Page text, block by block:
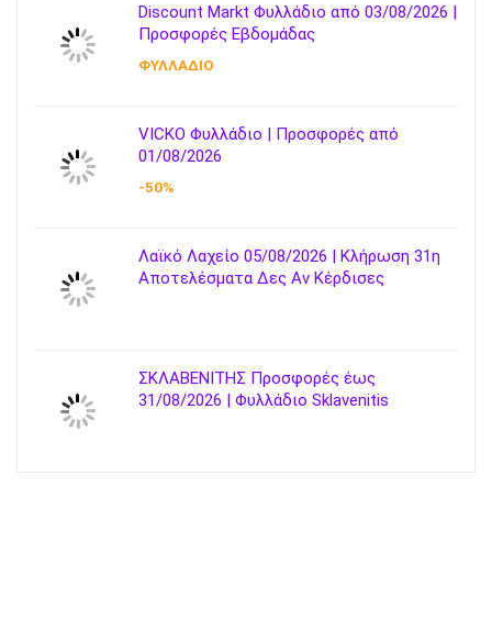
Discount Markt Φυλλάδιο από 03/08/2026 |
Προσφορές Εβδομάδας
ΦΥΛΛΑΔΙΟ
VICKO Φυλλάδιο | Προσφορές από
01/08/2026
-50%
Λαϊκό Λαχείο 05/08/2026 | Κλήρωση 31η
Αποτελέσματα Δες Αν Κέρδισες
ΣΚΛΑΒΕΝΙΤΗΣ Προσφορές έως
31/08/2026 | Φυλλάδιο Sklavenitis